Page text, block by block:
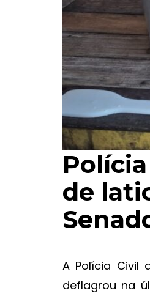
de
A Polícia Civil
deflagrou na